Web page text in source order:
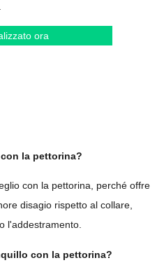
ora
la pettorina?
con la pettorina, perché offre
disagio rispetto al collare,
l'addestramento.
con la pettorina?